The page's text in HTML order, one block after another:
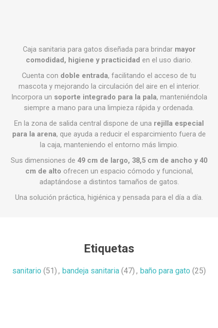
Caja sanitaria para gatos diseñada para brindar mayor
comodidad, higiene y practicidad en el uso diario.
Cuenta con doble entrada, facilitando el acceso de tu
mascota y mejorando la circulación del aire en el interior.
Incorpora un soporte integrado para la pala, manteniéndola
siempre a mano para una limpieza rápida y ordenada.
En la zona de salida central dispone de una rejilla especial
para la arena, que ayuda a reducir el esparcimiento fuera de
la caja, manteniendo el entorno más limpio.
Sus dimensiones de 49 cm de largo, 38,5 cm de ancho y 40
cm de alto ofrecen un espacio cómodo y funcional,
adaptándose a distintos tamaños de gatos.
Una solución práctica, higiénica y pensada para el día a día.
Etiquetas
sanitario (51) , bandeja sanitaria (47) , baño para gato (25)